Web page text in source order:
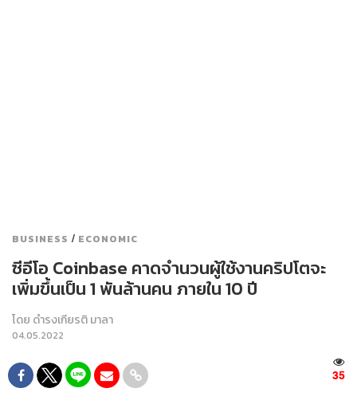
BUSINESS / ECONOMIC
ซีอีโอ Coinbase คาดจำนวนผู้ใช้งานคริปโตจะ
เพิ่มขึ้นเป็น 1 พันล้านคน ภายใน 10 ปี
โดย ดำรงเกียรติ มาลา
04.05.2022
35